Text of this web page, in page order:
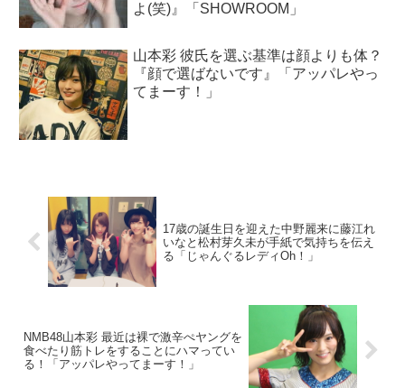
よ(笑)』「SHOWROOM」
山本彩 彼氏を選ぶ基準は顔よりも体？
『顔で選ばないです』「アッパレやっ
てまーす！」
17歳の誕生日を迎えた中野麗来に藤江れ
いなと松村芽久未が手紙で気持ちを伝え
る「じゃんぐるレディOh！」
NMB48山本彩 最近は裸で激辛ぺヤングを
食べたり筋トレをすることにハマってい
る！「アッパレやってまーす！」